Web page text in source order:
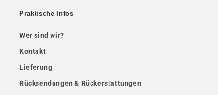
Praktische Infos
Wer sind wir?
Kontakt
Lieferung
Rücksendungen & Rückerstattungen